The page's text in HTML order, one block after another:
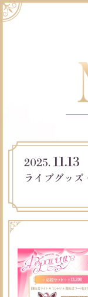
2025. 11.13
ライブグッズ